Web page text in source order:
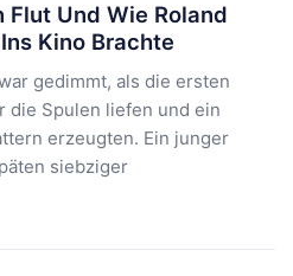
Flut Und Wie Roland
Kino Brachte
gedimmt, als die ersten
die Spulen liefen und ein
erzeugten. Ein junger
siebziger